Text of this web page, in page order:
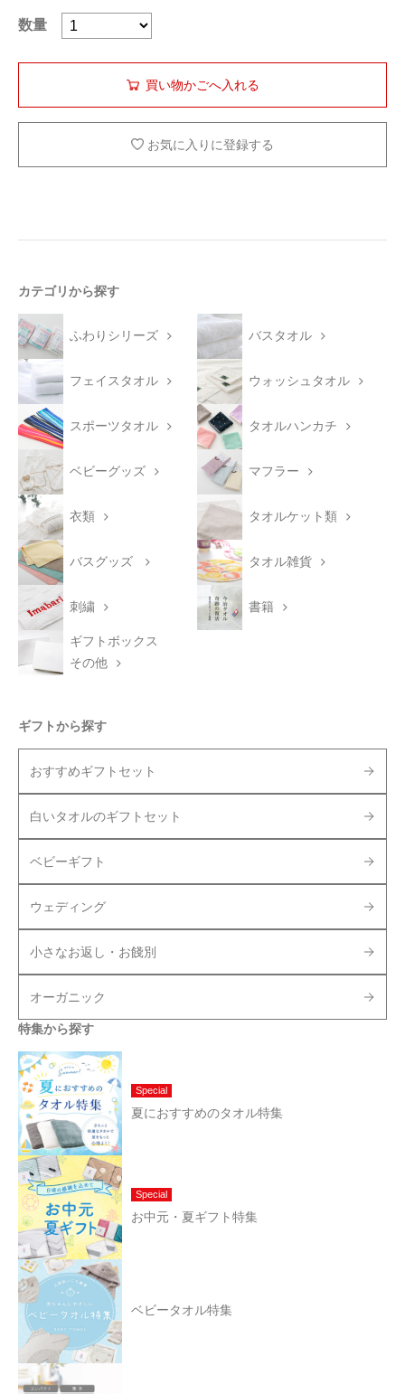
数量
お気に入りに登録する
カテゴリから探す
ふわりシリーズ バスタオル
フェイスタオル ウォッシュタオル
スポーツタオル タオルハンカチ
ベビーグッズ マフラー
衣類 タオルケット類
バスグッズ タオル雑貨
刺繍 書籍
ギフトボックス
その他
ギフトから探す
おすすめギフトセット
白いタオルのギフトセット
ベビーギフト
ウェディング
小さなお返し・お餞別
オーガニック
特集から探す
Special
夏におすすめのタオル特集
Special
お中元・夏ギフト特集
ベビータオル特集